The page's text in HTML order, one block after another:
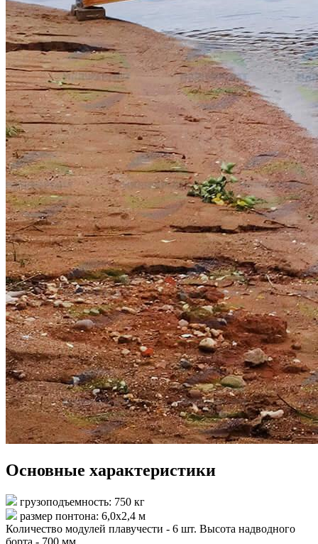
Основные характеристики
грузоподъемность: 750 кг
размер понтона: 6,0х2,4 м
Количество модулей плавучести - 6 шт. Высота надводного
борта - 700 мм